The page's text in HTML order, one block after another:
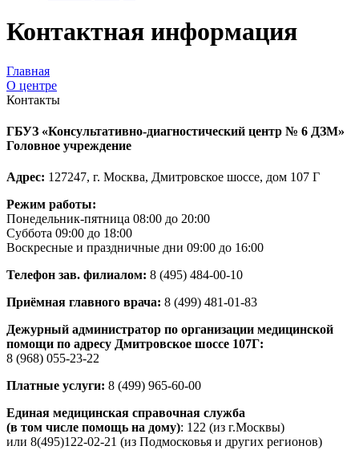
Контактная информация
Главная
О центре
Контакты
ГБУЗ «Консультативно-диагностический центр № 6 ДЗМ»
Головное учреждение
Адрес: 127247, г. Москва, Дмитровское шоссе, дом 107 Г
Режим работы:
Понедельник-пятница 08:00 до 20:00
Суббота 09:00 до 18:00
Воскресные и праздничные дни 09:00 до 16:00
Телефон зав. филиалом: 8 (495) 484-00-10
Приёмная главного врача: 8 (499) 481-01-83
Дежурный администратор по организации медицинской
помощи по адресу Дмитровское шоссе 107Г:
8 (968) 055-23-22
Платные услуги: ‎8 (499) 965-60-00
Единая медицинская справочная служба
(в том числе помощь на дому): 122 (из г.Москвы)
или 8(495)122-02-21 (из Подмосковья и других регионов)